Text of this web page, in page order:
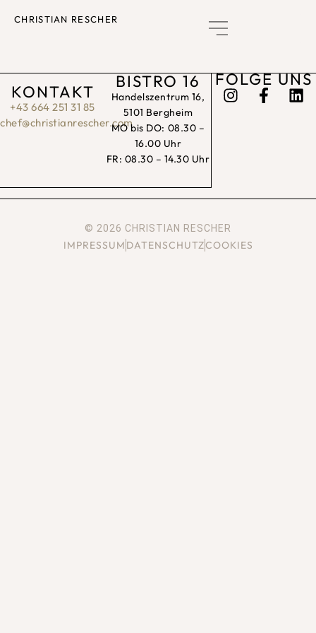
CHRISTIAN RESCHER
KONTAKT
+43 664 251 31 85
chef@christianrescher.com
BISTRO 16
Handelszentrum 16,
5101 Bergheim
MO bis DO: 08.30 –
16.00 Uhr
FR: 08.30 – 14.30 Uhr
FOLGE UNS
© 2026 CHRISTIAN RESCHER
IMPRESSUM DATENSCHUTZCOOKIES